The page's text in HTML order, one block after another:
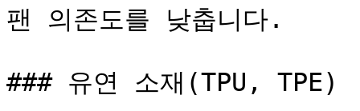
팬 의존도를 낮춥니다.
### 유연 소재(TPU, TPE)